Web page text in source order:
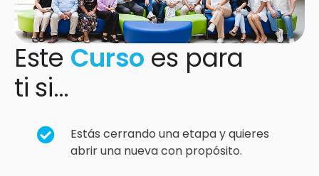
Este Curso es para
ti si…
Estás cerrando una etapa y quieres
abrir una nueva con propósito.